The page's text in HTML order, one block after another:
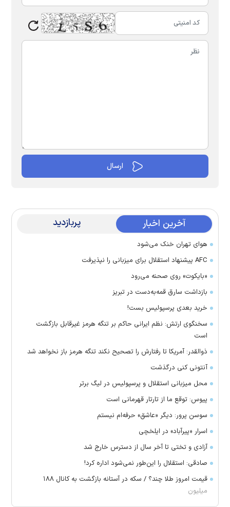
آخرین اخبار پربازدید
هوای تهران خنک می‌شود
AFC پیشنهاد استقلال برای میزبانی را نپذیرفت
«بایکوت» روی صحنه می‌رود
بازداشت سارق قمه‌به‌دست در تبریز
خرید بعدی پرسپولیس بست!
سخنگوی ارتش: نظم ایرانی حاکم بر تنگه هرمز غیرقابل بازگشت
است
ذوالقدر: آمریکا تا رفتارش را تصحیح نکند تنگه هرمز باز نخواهد شد
آنتونی کنی درگذشت
محل میزبانی استقلال و پرسپولیس در لیگ برتر
پیوس: توقع ما از تارتار قهرمانی است
سوسن پرور: دیگر «عاشق» حرفه‌ام نیستم
اسرار «پیرآباد» در ایلخچی
آزادی و تختی تا آخر سال از دسترس خارج شد
صادقی: استقلال را این‌طور نمی‌شود اداره کرد!
قیمت امروز طلا چند؟ / سکه در آستانه بازگشت به کانال ۱۸۸
میلیون